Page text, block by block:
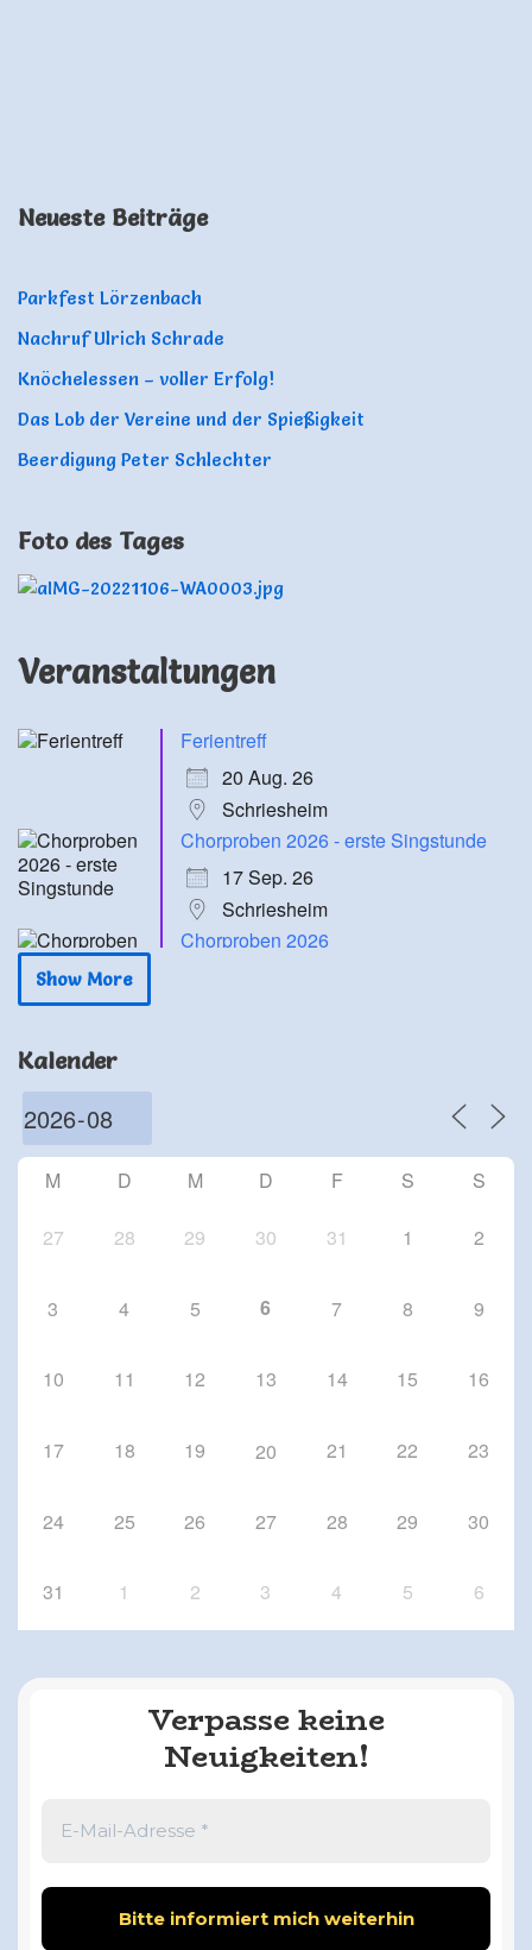
Neueste Beiträge
Parkfest Lörzenbach
Nachruf Ulrich Schrade
Knöchelessen – voller Erfolg!
Das Lob der Vereine und der Spießigkeit
Beerdigung Peter Schlechter
Foto des Tages
Veranstaltungen
Ferientreff
20 Aug. 26
Schriesheim
Chorproben 2026 - erste Singstunde
17 Sep. 26
Schriesheim
Chorproben 2026
8 Okt. 26
Show More
Kalender
M D M D F S S
27 28 29 30 31 1 2
3 4 5 6 7 8 9
10 11 12 13 14 15 16
17 18 19 20 21 22 23
24 25 26 27 28 29 30
31 1 2 3 4 5 6
Verpasse keine
Neuigkeiten!